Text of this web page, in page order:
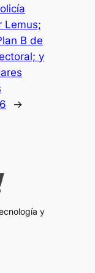
Lemus;
B de
y
→
y